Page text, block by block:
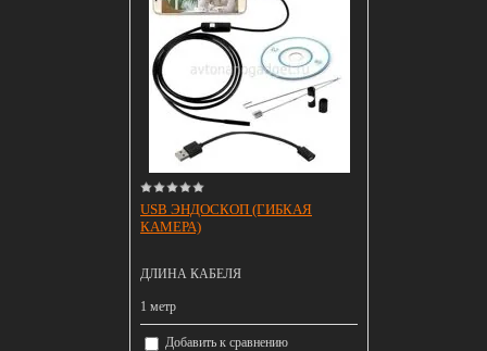
USB ЭНДОСКОП (ГИБКАЯ
КАМЕРА)
ДЛИНА КАБЕЛЯ
1 метр
Добавить к сравнению